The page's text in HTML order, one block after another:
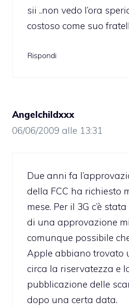
sii ..non vedo l’ora
costoso come suo
Rispondi
Angelchildxxx
06/06/2009 alle 13:31
Due anni fa
della FCC ha richiesto
mese. Per il 3G c’è
di una approvazione
comunque possibile
Apple abbiano trovato
circa la riservatezza e
pubblicazione delle
dopo una certa data.